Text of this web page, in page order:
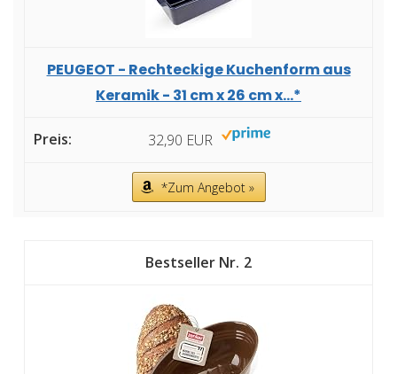
PEUGEOT - Rechteckige Kuchenform aus
Keramik - 31 cm x 26 cm x...*
32,90 EUR
*Zum Angebot »
2